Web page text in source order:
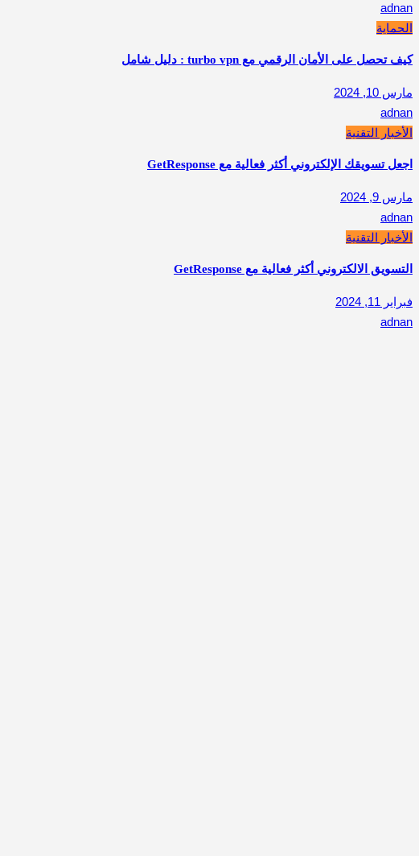
adnan
الحماية
كيف تحصل على الأمان الرقمي مع turbo vpn : دليل شامل
مارس 10, 2024
adnan
الأخبار التقنية
اجعل تسويقك الإلكتروني أكثر فعالية مع GetResponse
مارس 9, 2024
adnan
الأخبار التقنية
التسويق الالكتروني أكثر فعالية مع GetResponse
فبراير 11, 2024
adnan